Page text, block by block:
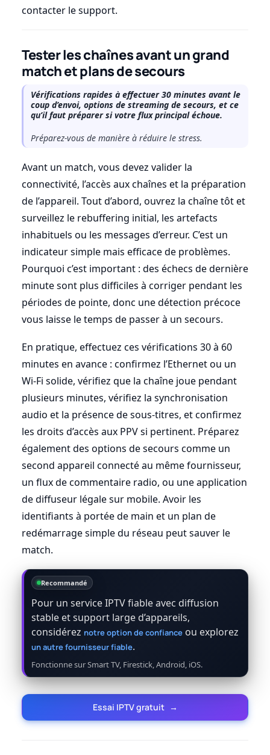
contacter le support.
Tester les chaînes avant un grand
match et plans de secours
Vérifications rapides à effectuer 30 minutes avant le
coup d’envoi, options de streaming de secours, et ce
qu’il faut préparer si votre flux principal échoue.
Préparez-vous de manière à réduire le stress.
Avant un match, vous devez valider la
connectivité, l’accès aux chaînes et la préparation
de l’appareil. Tout d’abord, ouvrez la chaîne tôt et
surveillez le rebuffering initial, les artefacts
inhabituels ou les messages d’erreur. C’est un
indicateur simple mais efficace de problèmes.
Pourquoi c’est important : des échecs de dernière
minute sont plus difficiles à corriger pendant les
périodes de pointe, donc une détection précoce
vous laisse le temps de passer à un secours.
En pratique, effectuez ces vérifications 30 à 60
minutes en avance : confirmez l’Ethernet ou un
Wi-Fi solide, vérifiez que la chaîne joue pendant
plusieurs minutes, vérifiez la synchronisation
audio et la présence de sous-titres, et confirmez
les droits d’accès aux PPV si pertinent. Préparez
également des options de secours comme un
second appareil connecté au même fournisseur,
un flux de commentaire radio, ou une application
de diffuseur légale sur mobile. Avoir les
identifiants à portée de main et un plan de
redémarrage simple du réseau peut sauver le
match.
Recommandé
Pour un service IPTV fiable avec diffusion
stable et support large d’appareils,
considérez notre option de confiance ou explorez
un autre fournisseur fiable.
Fonctionne sur Smart TV, Firestick, Android, iOS.
Essai IPTV gratuit →